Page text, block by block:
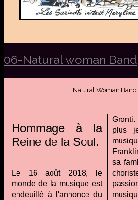
06-Natural woman Band
Natural Woman Band
Hommage à la
Reine de la Soul.
Le 16 août 2018, le
monde de la musique est
endeuillé à l'annonce du
plus
sa